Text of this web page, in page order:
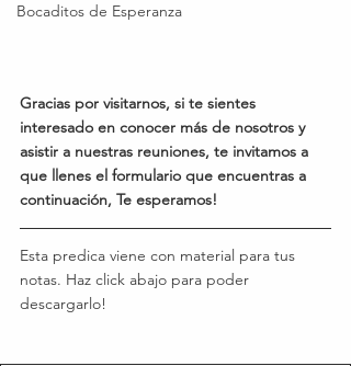
Bocaditos de Esperanza
Gracias por visitarnos, si te sientes
interesado en conocer más de nosotros y
asistir a nuestras reuniones, te invitamos a
que llenes el formulario que encuentras a
continuación, Te esperamos!
Esta predica viene con material para tus
notas. Haz click abajo para poder
descargarlo!